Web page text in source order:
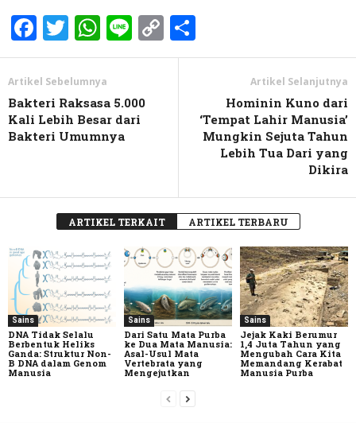
Facebook
Twitter
WhatsApp
LineCopy
Link
Artikel Sebelumnya
Bakteri Raksasa 5.000
Kali Lebih Besar dari
Bakteri Umumnya
Artikel Selanjutnya
Hominin Kuno dari
‘Tempat Lahir Manusia’
Mungkin Sejuta Tahun
Lebih Tua Dari yang
Dikira
ARTIKEL TERKAIT ARTIKEL TERBARU
Sains
DNA Tidak Selalu
Berbentuk Heliks
Ganda: Struktur Non-
B DNA dalam Genom
Manusia
Sains
Dari Satu Mata Purba
ke Dua Mata Manusia:
Asal-Usul Mata
Vertebrata yang
Mengejutkan
Sains
Jejak Kaki Berumur
1,4 Juta Tahun yang
Mengubah Cara Kita
Memandang Kerabat
Manusia Purba